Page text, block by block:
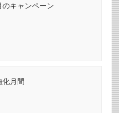
のキャンペーン
化月間